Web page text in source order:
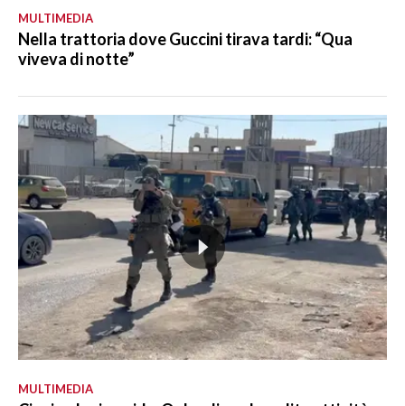
MULTIMEDIA
Nella trattoria dove Guccini tirava tardi: “Qua
viveva di notte”
MULTIMEDIA